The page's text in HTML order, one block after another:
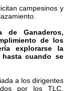
campesinos y
de Ganaderos,
de los
explorarse la
cuando se
a los dirigentes
por los TLC,